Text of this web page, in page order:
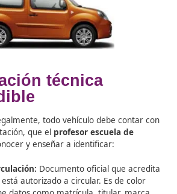
3,5 toneladas.
3,5 y hasta 12 toneladas.
12 toneladas.
Remolques para mercancías o
conocer estas categorías para
limitaciones y usos de cada tipo de